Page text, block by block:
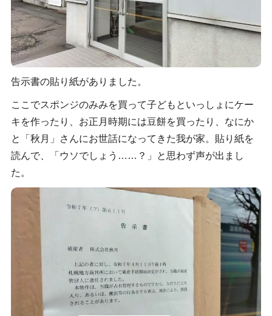
告示書の貼り紙がありました。
ここでスポンジのみみを買って子どもといっしょにケー
キを作ったり、お正月時期には豆餅を買ったり、なにか
と「秋月」さんにお世話になってきた我が家。貼り紙を
読んで、「ウソでしょう……？」と思わず声が出まし
た。